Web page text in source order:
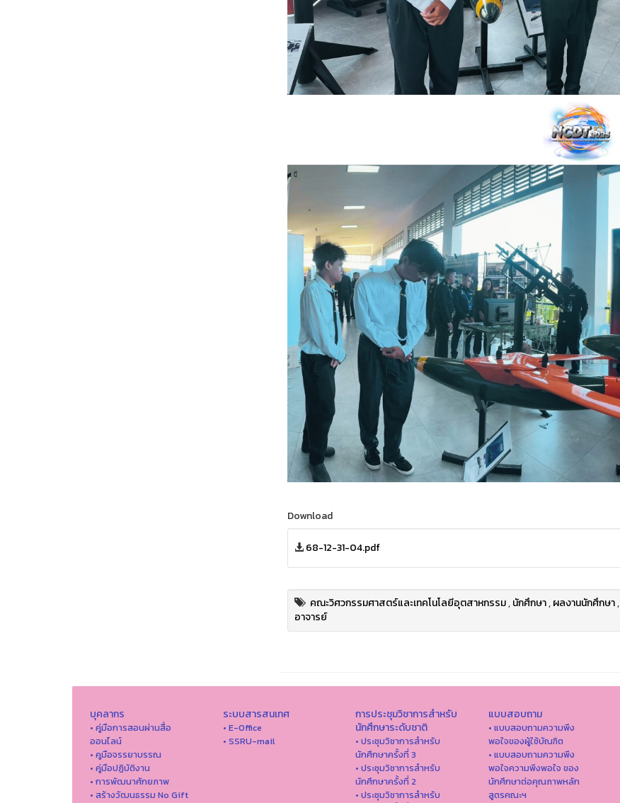
Download
68-12-31-04.pdf
คณะวิศวกรรมศาสตร์และเทคโนโลยีอุตสาหกรรม,นักศึกษา,ผลงานนักศึกษา,
อาจารย์
บุคลากร
• คู่มือการสอนผ่านสื่อ
ออนไลน์
• คูมือจรรยาบรรณ
• คู่มือปฏิบัติงาน
• การพัฒนาศักยภาพ
• สร้างวัฒนธรรม No Gift
ระบบสารสนเทศ
• E-Office
• SSRU-mail
การประชุมวิชาการสำหรับ
นักศึกษาระดับชาติ
• ประชุมวิชาการสำหรับ
นักศึกษาครั้งที่ 3
• ประชุมวิชาการสำหรับ
นักศึกษาครั้งที่ 2
• ประชุมวิชาการสำหรับ
แบบสอบถาม
• แบบสอบถามความพึง
พอใจของผู้ใช้บัณฑิต
• แบบสอบถามความพึง
พอใจความพึงพอใจ ของ
นักศึกษาต่อคุณภาพหลัก
สูตรคณะฯ